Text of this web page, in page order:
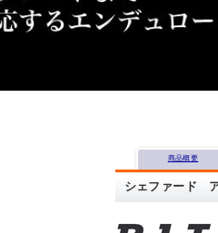
商品概要
シェファード